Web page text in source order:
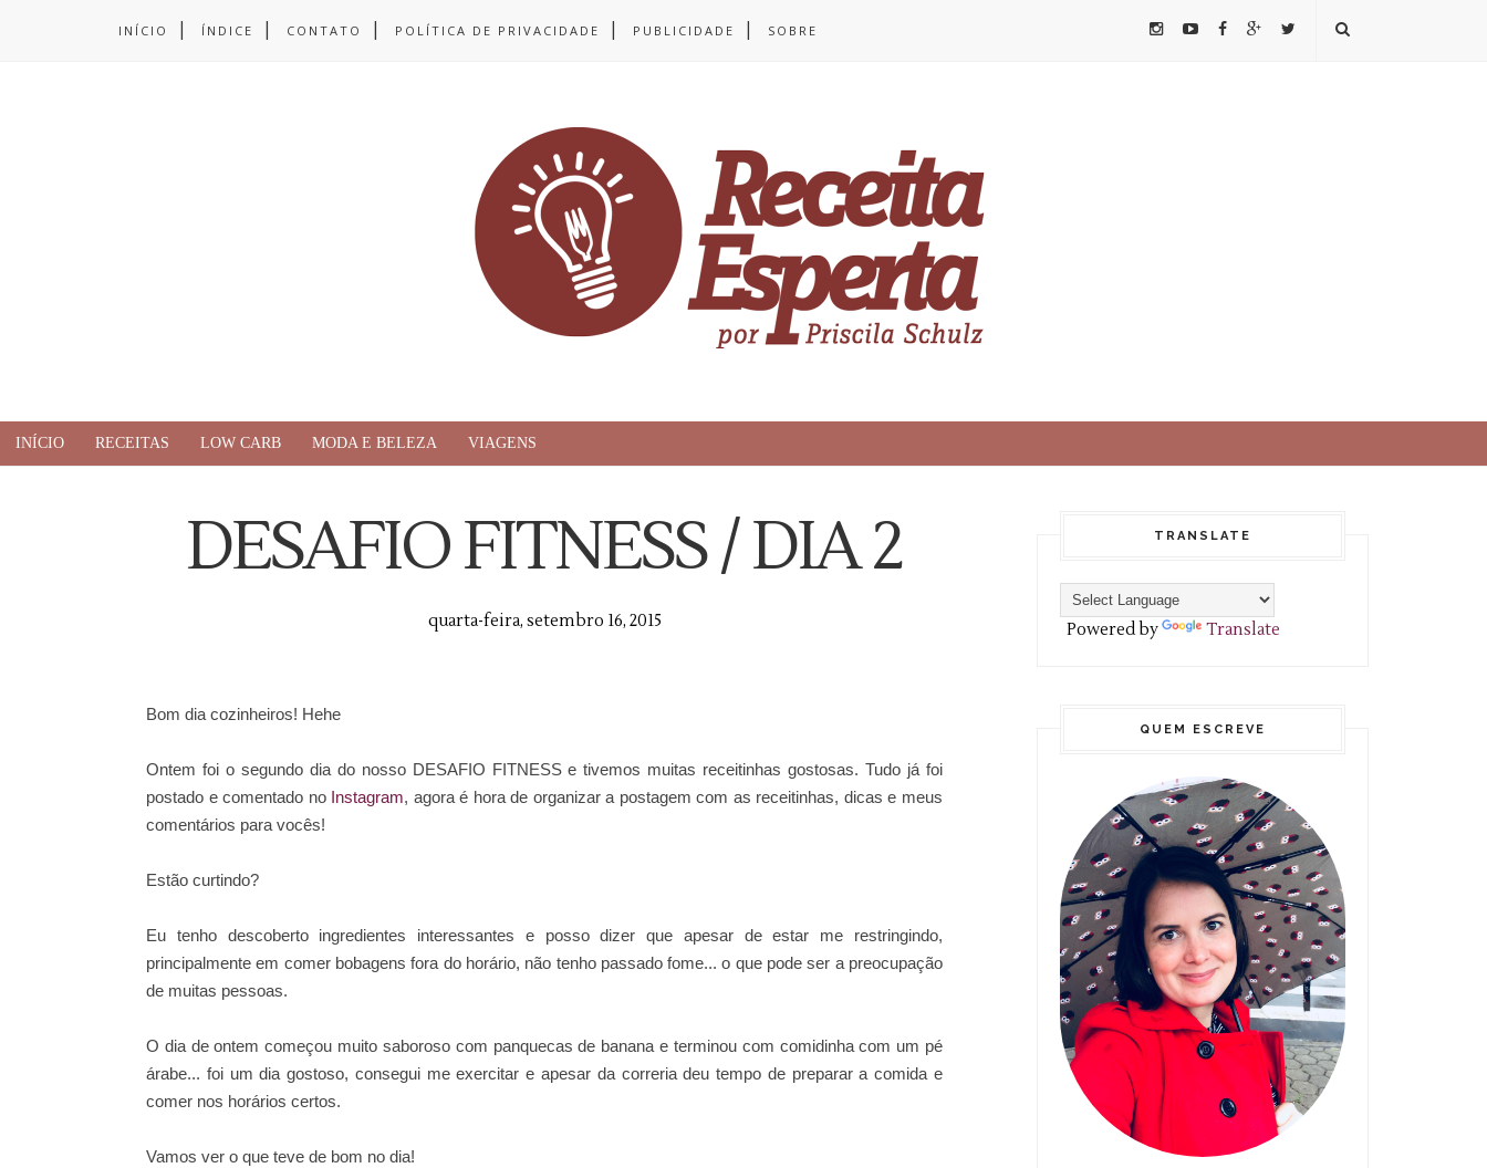
INÍCIO ÍNDICE CONTATO POLÍTICA DE PRIVACIDADE PUBLICIDADE SOBRE
INÍCIO RECEITAS LOW CARB MODA E BELEZA VIAGENS
DESAFIO FITNESS / DIA 2
quarta-feira, setembro 16, 2015
Bom dia cozinheiros! Hehe
Ontem foi o segundo dia do nosso DESAFIO FITNESS e tivemos muitas receitinhas gostosas. Tudo já foi
postado e comentado no Instagram, agora é hora de organizar a postagem com as receitinhas, dicas e meus
comentários para vocês!
Estão curtindo?
Eu tenho descoberto ingredientes interessantes e posso dizer que apesar de estar me restringindo,
principalmente em comer bobagens fora do horário, não tenho passado fome... o que pode ser a preocupação
de muitas pessoas.
O dia de ontem começou muito saboroso com panquecas de banana e terminou com comidinha com um pé
árabe... foi um dia gostoso, consegui me exercitar e apesar da correria deu tempo de preparar a comida e
comer nos horários certos.
Vamos ver o que teve de bom no dia!
TRANSLATE
Powered by Translate
QUEM ESCREVE